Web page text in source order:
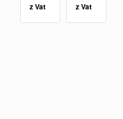
z Vat z Vat